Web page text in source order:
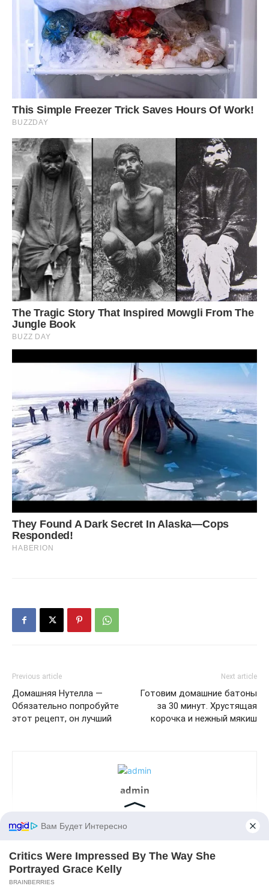
Previous article
Домашняя Нутелла —
Обязательно попробуйте
этот рецепт, он лучший
Next article
Готовим домашние батоны
за 30 минут. Хрустящая
корочка и нежный мякиш
admin
LEAVE A REPLY